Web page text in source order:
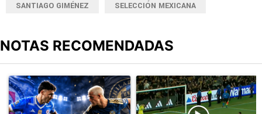
SANTIAGO GIMÉNEZ
SELECCIÓN MEXICANA
NOTAS RECOMENDADAS
Un artículo de tendencia con el título "Sigue EN VIVO Cruz Azul
Un artículo de tendencia con el